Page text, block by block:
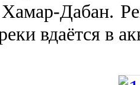
Хамар-Дабан.
вда­ётся в